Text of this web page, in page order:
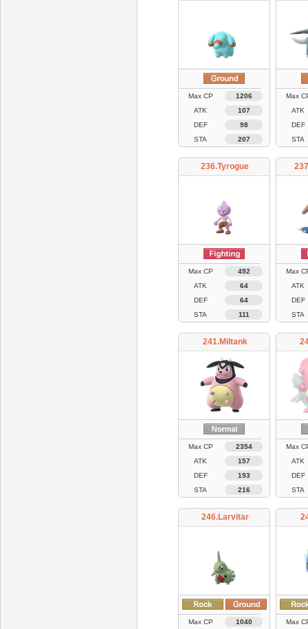
Max CP
1206
ATK
107
DEF
98
STA
207
Max
ATK
DEF
STA
236.Tyrogue
Max CP
492
ATK
64
DEF
64
STA
111
Max
ATK
DEF
STA
241.Miltank
Max CP
2354
ATK
157
DEF
193
STA
216
Max
ATK
DEF
STA
246.Larvitar
Max CP 1040 Max